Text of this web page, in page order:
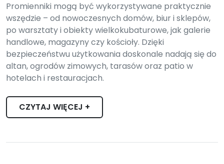
Promienniki mogą być wykorzystywane praktycznie
wszędzie – od nowoczesnych domów, biur i sklepów,
po warsztaty i obiekty wielkokubaturowe, jak galerie
handlowe, magazyny czy kościoły. Dzięki
bezpieczeństwu użytkowania doskonale nadają się do
altan, ogrodów zimowych, tarasów oraz patio w
hotelach i restauracjach.
CZYTAJ WIĘCEJ +